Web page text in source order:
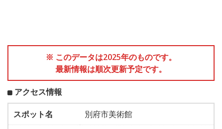
※ このデータは2025年のものです。
最新情報は順次更新予定です。
アクセス情報
スポット名
別府市美術館